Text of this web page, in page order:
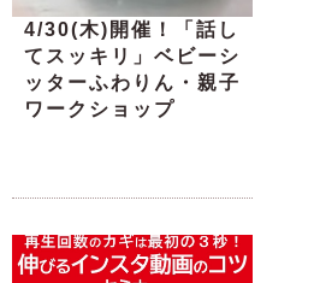
4/30(木)開催！「話し
てスッキリ」ベビーシ
ッターふわりん・親子
ワークショップ